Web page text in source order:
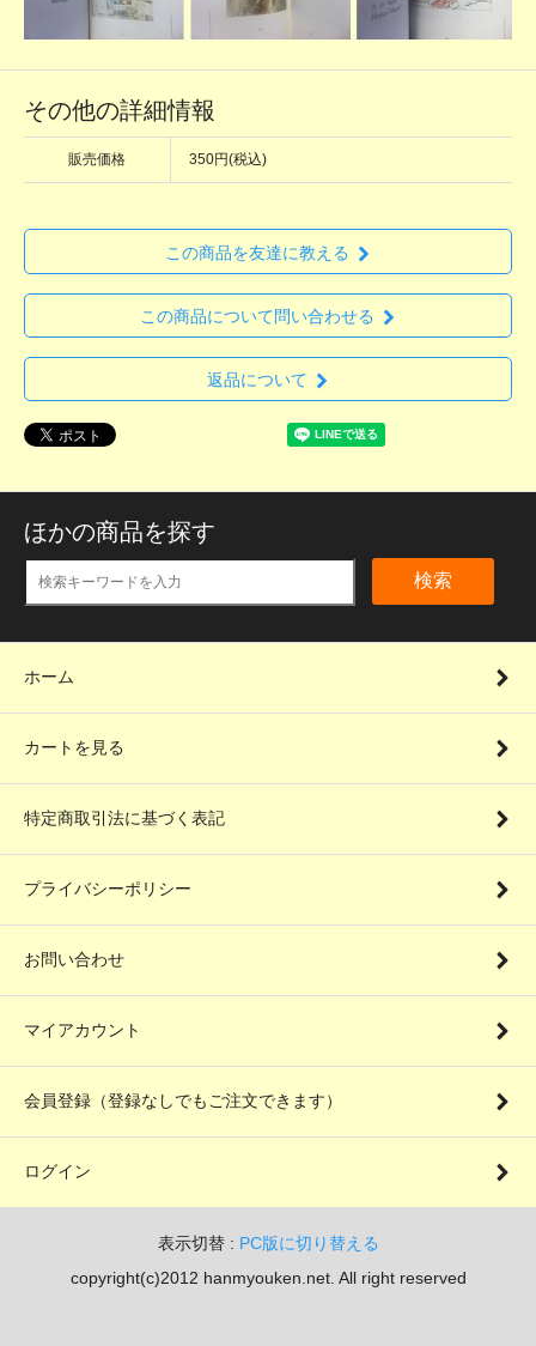
その他の詳細情報
販売価格 350円(税込)
この商品を友達に教える
この商品について問い合わせる
返品について
ほかの商品を探す
検索
ホーム
カートを見る
特定商取引法に基づく表記
プライバシーポリシー
お問い合わせ
マイアカウント
会員登録（登録なしでもご注文できます）
ログイン
表示切替 : PC版に切り替える
copyright(c)2012 hanmyouken.net. All right reserved